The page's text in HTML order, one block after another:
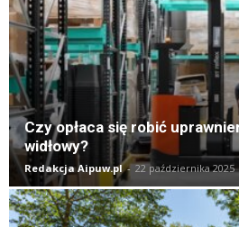
Czy opłaca się robić
widłowy?
Redakcja Aipuw.pl - 22 października 2025